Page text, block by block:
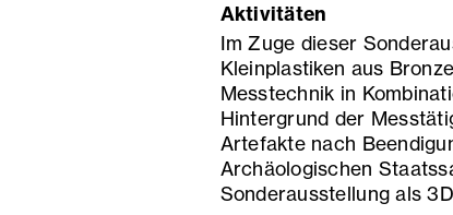
Aktivitäten
Im Zuge dieser
Kleinplastiken aus
Messtechnik in
Hintergrund der
Artefakte nach
Archäologischen
Sonderausstellung als